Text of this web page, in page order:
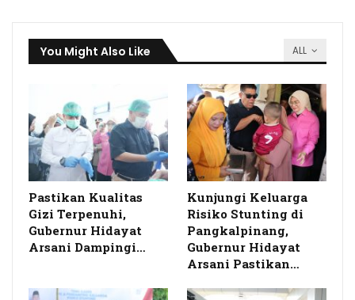
ALL
You Might Also Like
Pastikan Kualitas
Gizi Terpenuhi,
Gubernur Hidayat
Arsani Dampingi…
Kunjungi Keluarga
Risiko Stunting di
Pangkalpinang,
Gubernur Hidayat
Arsani Pastikan…